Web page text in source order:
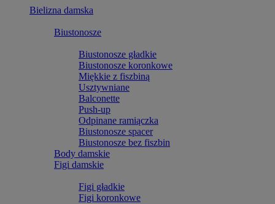
Bielizna damska
Biustonosze
Biustonosze gładkie
Biustonosze koronkowe
Miękkie z fiszbiną
Usztywniane
Balconette
Push-up
Odpinane ramiączka
Biustonosze spacer
Biustonosze bez fiszbin
Body damskie
Figi damskie
Figi gładkie
Figi koronkowe